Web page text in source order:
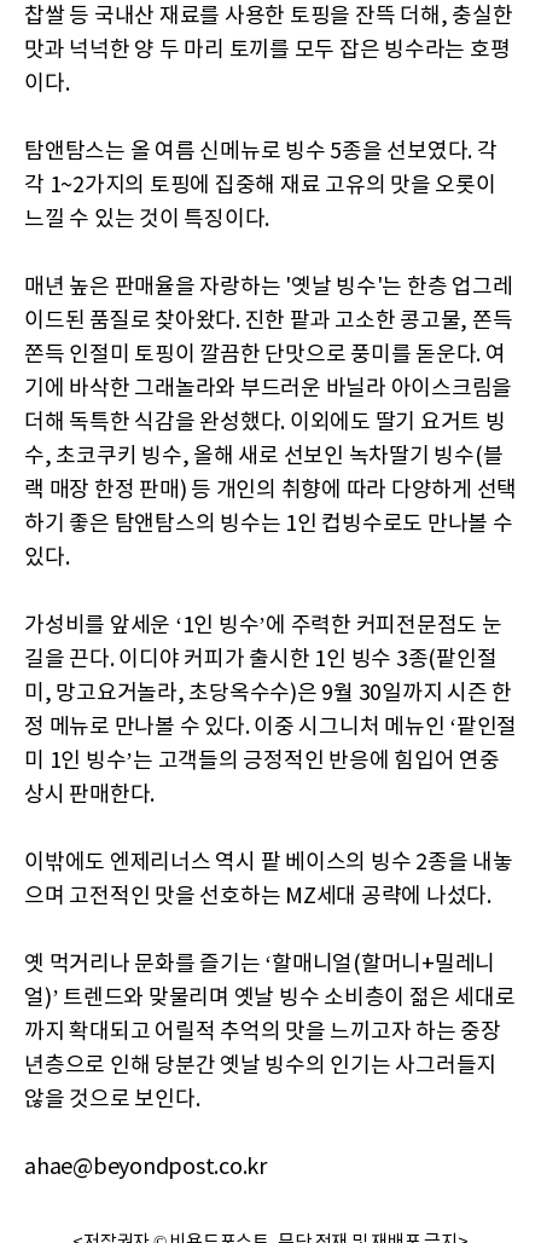
찹쌀 등 국내산 재료를 사용한 토핑을 잔뜩 더해, 충실한
맛과 넉넉한 양 두 마리 토끼를 모두 잡은 빙수라는 호평
이다.
탐앤탐스는 올 여름 신메뉴로 빙수 5종을 선보였다. 각
각 1~2가지의 토핑에 집중해 재료 고유의 맛을 오롯이
느낄 수 있는 것이 특징이다.
매년 높은 판매율을 자랑하는 '옛날 빙수'는 한층 업그레
이드된 품질로 찾아왔다. 진한 팥과 고소한 콩고물, 쫀득
쫀득 인절미 토핑이 깔끔한 단맛으로 풍미를 돋운다. 여
기에 바삭한 그래놀라와 부드러운 바닐라 아이스크림을
더해 독특한 식감을 완성했다. 이외에도 딸기 요거트 빙
수, 초코쿠키 빙수, 올해 새로 선보인 녹차딸기 빙수(블
랙 매장 한정 판매) 등 개인의 취향에 따라 다양하게 선택
하기 좋은 탐앤탐스의 빙수는 1인 컵빙수로도 만나볼 수
있다.
가성비를 앞세운 ‘1인 빙수’에 주력한 커피전문점도 눈
길을 끈다. 이디야 커피가 출시한 1인 빙수 3종(팥인절
미, 망고요거놀라, 초당옥수수)은 9월 30일까지 시즌 한
정 메뉴로 만나볼 수 있다. 이중 시그니처 메뉴인 ‘팥인절
미 1인 빙수’는 고객들의 긍정적인 반응에 힘입어 연중
상시 판매한다.
이밖에도 엔제리너스 역시 팥 베이스의 빙수 2종을 내놓
으며 고전적인 맛을 선호하는 MZ세대 공략에 나섰다.
옛 먹거리나 문화를 즐기는 ‘할매니얼(할머니+밀레니
얼)’ 트렌드와 맞물리며 옛날 빙수 소비층이 젊은 세대로
까지 확대되고 어릴적 추억의 맛을 느끼고자 하는 중장
년층으로 인해 당분간 옛날 빙수의 인기는 사그러들지
않을 것으로 보인다.
ahae@beyondpost.co.kr